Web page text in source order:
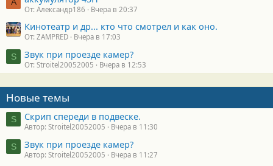
От: Александр186 Вчера в 20:37
Кинотеатр и др... кто что смотрел и как оно.
От: ZAMPRED Вчера в 17:03
S Звук при проезде камер?
От: Stroitel20052005 Вчера в 12:53
Новые темы
S Скрип спереди в подвеске.
Автор: Stroitel20052005 Вчера в 11:30
S Звук при проезде камер?
Автор: Stroitel20052005 Вчера в 11:27